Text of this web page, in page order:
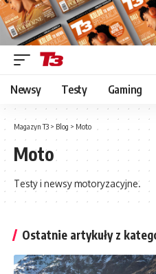
Newsy Testy Gaming
Magazyn T3 > Blog > Moto
Moto
Testy i newsy motoryzacyjne.
Ostatnie artykuły z